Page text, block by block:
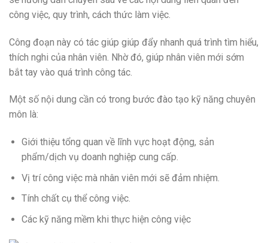
công việc, quy trình, cách thức làm việc.
Công đoạn này có tác giúp giúp đẩy nhanh quá trình tìm hiểu,
thích nghi của nhân viên. Nhờ đó, giúp nhân viên mới sớm
bắt tay vào quá trình công tác.
Một số nội dung cần có trong bước đào tạo kỹ năng chuyên
môn là:
Giới thiệu tổng quan về lĩnh vực hoạt động, sản
phẩm/dịch vụ doanh nghiệp cung cấp.
Vị trí công việc mà nhân viên mới sẽ đảm nhiệm.
Tính chất cụ thể công việc.
Các kỹ năng mềm khi thực hiện công việc